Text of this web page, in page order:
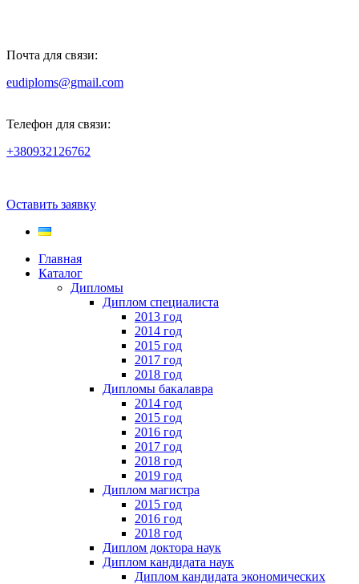
Почта для связи:
eudiploms@gmail.com
Телефон для связи:
+380932126762
Оставить заявку
Главная
Каталог
Дипломы
Диплом специалиста
2013 год
2014 год
2015 год
2017 год
2018 год
Дипломы бакалавра
2014 год
2015 год
2016 год
2017 год
2018 год
2019 год
Диплом магистра
2015 год
2016 год
2018 год
Диплом доктора наук
Диплом кандидата наук
Диплом кандидата экономических